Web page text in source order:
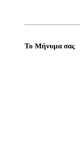
Το Μήνυμα σας